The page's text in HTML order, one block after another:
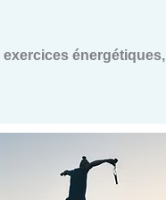
exercices